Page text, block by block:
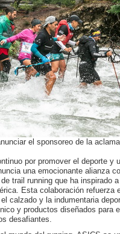
el sponsoreo de la
por promover el deporte y
una emocionante alianza
trail running que ha inspirado
Esta colaboración refuerza
calzado y la indumentaria
y productos diseñados para
desafiantes.